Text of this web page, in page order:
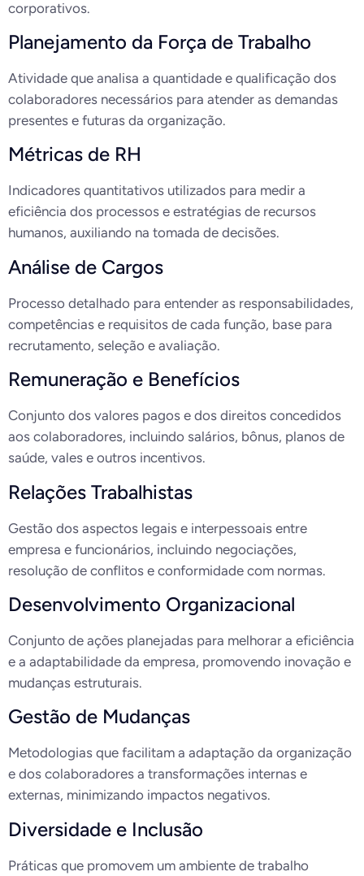
corporativos.
Planejamento da Força de Trabalho
Atividade que analisa a quantidade e qualificação dos
colaboradores necessários para atender as demandas
presentes e futuras da organização.
Métricas de RH
Indicadores quantitativos utilizados para medir a
eficiência dos processos e estratégias de recursos
humanos, auxiliando na tomada de decisões.
Análise de Cargos
Processo detalhado para entender as responsabilidades,
competências e requisitos de cada função, base para
recrutamento, seleção e avaliação.
Remuneração e Benefícios
Conjunto dos valores pagos e dos direitos concedidos
aos colaboradores, incluindo salários, bônus, planos de
saúde, vales e outros incentivos.
Relações Trabalhistas
Gestão dos aspectos legais e interpessoais entre
empresa e funcionários, incluindo negociações,
resolução de conflitos e conformidade com normas.
Desenvolvimento Organizacional
Conjunto de ações planejadas para melhorar a eficiência
e a adaptabilidade da empresa, promovendo inovação e
mudanças estruturais.
Gestão de Mudanças
Metodologias que facilitam a adaptação da organização
e dos colaboradores a transformações internas e
externas, minimizando impactos negativos.
Diversidade e Inclusão
Práticas que promovem um ambiente de trabalho